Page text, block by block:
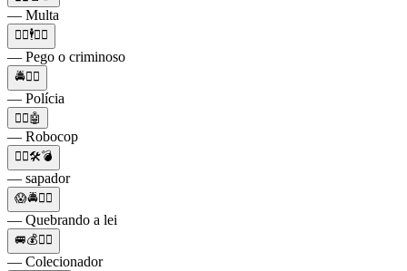
— Multa
👮‍♂️🕴️👮‍♀️
— Pego o criminoso
🚔👮‍♂️
— Polícia
👮‍♂️🤖
— Robocop
👮‍♂️🛠💣
— sapador
😱🚔👮‍♂️
— Quebrando a lei
🚐💰👮‍♂️
— Colecionador